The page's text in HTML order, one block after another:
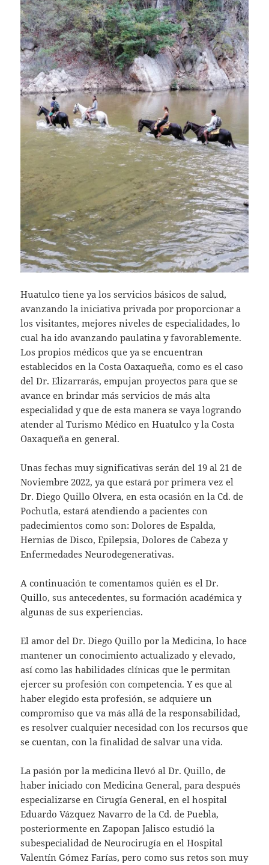
Huatulco tiene ya los servicios básicos de salud,
avanzando la iniciativa privada por proporcionar a
los visitantes, mejores niveles de especialidades, lo
cual ha ido avanzando paulatina y favorablemente.
Los propios médicos que ya se encuentran
establecidos en la Costa Oaxaqueña, como es el caso
del Dr. Elizarrarás, empujan proyectos para que se
avance en brindar más servicios de más alta
especialidad y que de esta manera se vaya logrando
atender al Turismo Médico en Huatulco y la Costa
Oaxaqueña en general.
Unas fechas muy significativas serán del 19 al 21 de
Noviembre 2022, ya que estará por primera vez el
Dr. Diego Quillo Olvera, en esta ocasión en la Cd. de
Pochutla, estará atendiendo a pacientes con
padecimientos como son: Dolores de Espalda,
Hernias de Disco, Epilepsia, Dolores de Cabeza y
Enfermedades Neurodegenerativas.
A continuación te comentamos quién es el Dr.
Quillo, sus antecedentes, su formación académica y
algunas de sus experiencias.
El amor del Dr. Diego Quillo por la Medicina, lo hace
mantener un conocimiento actualizado y elevado,
así como las habilidades clínicas que le permitan
ejercer su profesión con competencia. Y es que al
haber elegido esta profesión, se adquiere un
compromiso que va más allá de la responsabilidad,
es resolver cualquier necesidad con los recursos que
se cuentan, con la finalidad de salvar una vida.
La pasión por la medicina llevó al Dr. Quillo, de
haber iniciado con Medicina General, para después
especializarse en Cirugía General, en el hospital
Eduardo Vázquez Navarro de la Cd. de Puebla,
posteriormente en Zapopan Jalisco estudió la
subespecialidad de Neurocirugía en el Hospital
Valentín Gómez Farías, pero como sus retos son muy